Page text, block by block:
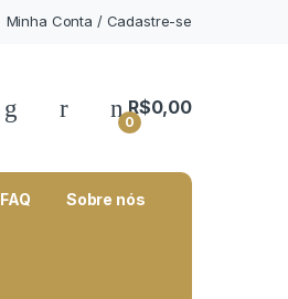
Minha Conta / Cadastre-se
My Account
0
R$0,00
FAQ Sobre nós